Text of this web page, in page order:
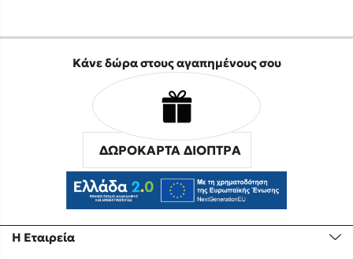
Η Εταιρεία
Κάνε δώρα στους αγαπημένους σου
ΔΩΡΟΚΑΡΤΑ ΔΙΟΠΤΡΑ